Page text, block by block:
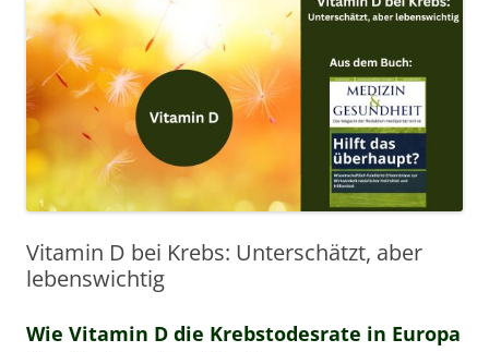
Vitamin D bei Krebs: Unterschätzt, aber
lebenswichtig
Wie Vitamin D die Krebstodesrate in Europa